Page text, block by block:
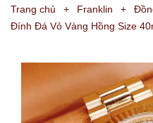
Trang chủ + Franklin +
Đính Đá Vỏ Vàng Hồng Size